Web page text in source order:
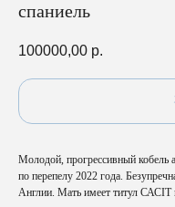
спаниель
100000,00 р.
Молодой, прогрессивный кобель
по перепелу 2022 года.
Англии. Мать имеет титул САСIT